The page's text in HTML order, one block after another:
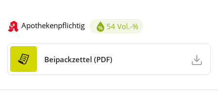
Apothekenpflichtig 54 Vol.-%
Alkoholgehalt 54Vol.-%
Beipackzettel (PDF)